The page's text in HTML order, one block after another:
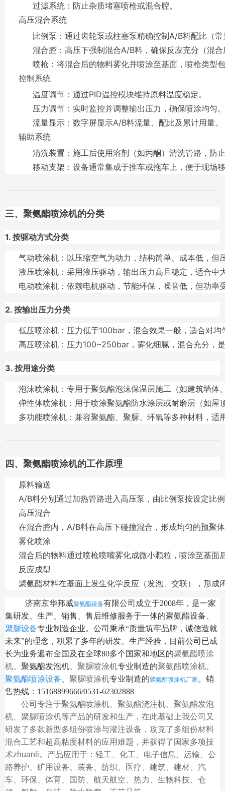
过滤系统：防止杂质堵塞喷枪或混合腔。
高压混合系统
比例泵 ：通过齿轮泵或柱塞泵精确控制A/B料配比（常
混合腔：高压下强制混合A/B料，确保反应充分（混
喷枪：将混合后的物料雾化并喷涂至基面，喷枪类型
控制系统
温度调节：通过PID温控模块维持原料温度稳定。
压力调节：实时监控并调整输出压力，确保喷涂均匀。
流量显示：数字屏显示A/B料流量、配比及累计用量。
辅助系统
清洗装置 ：施工后使用溶剂（如丙酮）清洗管路，防
移动支架 ：设备通常集成于推车或拖车上，便于现场
三、聚氨酯喷涂机的分类
1. 按驱动方式分类
气动喷涂机 ：以压缩空气为动力，结构简单、成本低，
液压喷涂机 ：采用液压驱动，输出压力高且稳定，适合中
电动喷涂机 ：依赖电机驱动，节能环保，噪音低，但功率
2. 按输出压力分类
低压喷涂机 ：压力低于100bar，混合效果一般，适合对
高压喷涂机 ：压力100~250bar，雾化细腻，混合充分，
3. 按用途分类
泡沫喷涂机 ：专用于聚氨酯泡沫保温层施工（如建筑墙体
弹性体喷涂机 ：用于喷涂聚氨酯防水涂层或耐磨层（如屋
多功能喷涂机 ：兼容聚氨酯、聚脲、环氧等多种材料，适
四、聚氨酯喷涂机的工作原理
原料输送
A/B料分别通过加热管路进入高压泵，由比例泵按设定比
高压混合
在混合腔内，A/B料在高压下碰撞混合，形成均匀的预聚
雾化喷涂
混合后的物料通过喷枪喷嘴雾化成微小颗粒，喷涂至基面
反应成型
聚氨酯材料在基面上发生化学反应（发泡、交联），形成
济南京华邦威聚氨酯设备有限公司成立于2008年，是一家
集研发、生产、销售、售后维修服务于一体的聚氨酯设备、
聚脲设备专业制造企业。公司秉承“质量筑牢品牌，诚信造就
未来”的理念，积累了多年的研发、生产经验，目前公司已成
长为业务遍布全国及在全球80多个国家和地区的聚氨酯喷涂
机 、聚氨酯发泡机、 聚脲喷涂机专业制造的聚氨酯喷涂机
聚氨酯喷涂设备
聚脲喷涂机专业制造的聚氨酯喷涂机厂家 。销
售热线：15168899666/0531-62302888
公司专注于聚氨酯喷涂机、 聚氨酯浇注机 、聚氨酯发泡
机、聚脲喷涂机等产品的研发和生产，在此基础上我公司又
研发了多款新型多组份喷涂与灌注设备，攻克了多组份材料
混合工艺和超高粘度材料的应用难题，并获得了国家多项技
术zhuanli。产品应用于：轻工、化工、电子信息、运输、公
路养护、矿用设备、装备、纺织、医疗、建筑、建材、汽
车、环保、体育、国防、航天航空、热力、生物科技、仓